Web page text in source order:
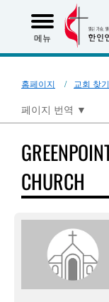
메뉴
홈페이지 교회 찾기
페이지 번역 ▼
CHURCH